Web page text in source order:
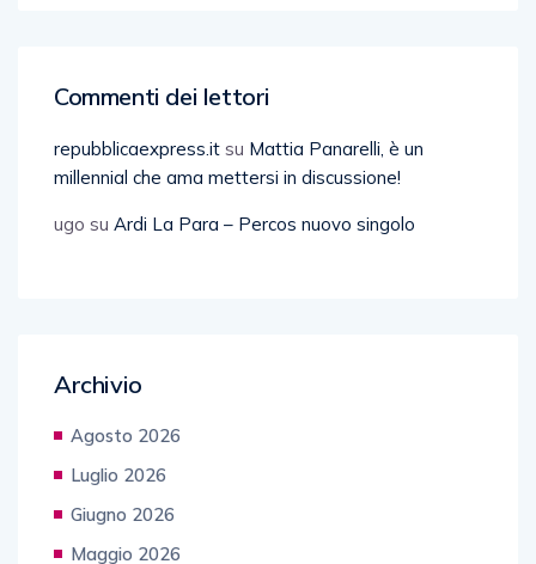
Commenti dei lettori
repubblicaexpress.it su Mattia Panarelli, è un
millennial che ama mettersi in discussione!
ugo su Ardi La Para – Percos nuovo singolo
Archivio
Agosto 2026
Luglio 2026
Giugno 2026
Maggio 2026